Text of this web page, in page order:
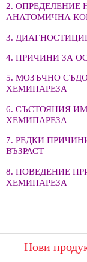
2. ОПРЕДЕЛЕНИЕ
АНАТОМИЧНА
3.
4. ПРИЧИНИ ЗА
5. МОЗЪЧНО
ХЕМИПАРЕЗА
6. СЪСТОЯНИЯ
ХЕМИПАРЕЗА
7. РЕДКИ
ВЪЗРАСТ
8. ПОВЕДЕНИЕ
ХЕМИПАРЕЗА
Нови